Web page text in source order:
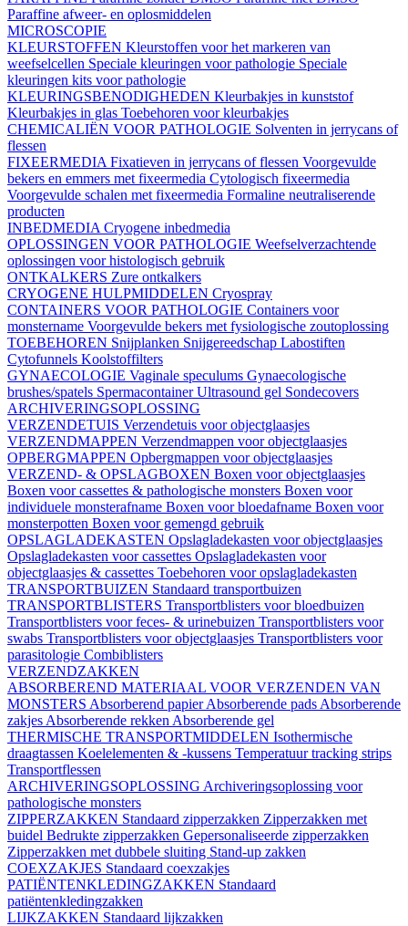
Paraffine afweer- en oplosmiddelen
MICROSCOPIE
KLEURSTOFFEN Kleurstoffen voor het markeren van
weefselcellen Speciale kleuringen voor pathologie Speciale
kleuringen kits voor pathologie
KLEURINGSBENODIGHEDEN Kleurbakjes in kunststof
Kleurbakjes in glas Toebehoren voor kleurbakjes
CHEMICALIËN VOOR PATHOLOGIE Solventen in jerrycans of
flessen
FIXEERMEDIA Fixatieven in jerrycans of flessen Voorgevulde
bekers en emmers met fixeermedia Cytologisch fixeermedia
Voorgevulde schalen met fixeermedia Formaline neutraliserende
producten
INBEDMEDIA Cryogene inbedmedia
OPLOSSINGEN VOOR PATHOLOGIE Weefselverzachtende
oplossingen voor histologisch gebruik
ONTKALKERS Zure ontkalkers
CRYOGENE HULPMIDDELEN Cryospray
CONTAINERS VOOR PATHOLOGIE Containers voor
monstername Voorgevulde bekers met fysiologische zoutoplossing
TOEBEHOREN Snijplanken Snijgereedschap Labostiften
Cytofunnels Koolstoffilters
GYNAECOLOGIE Vaginale speculums Gynaecologische
brushes/spatels SpermacontainerUltrasound gel Sondecovers
ARCHIVERINGSOPLOSSING
VERZENDETUIS Verzendetuis voor objectglaasjes
VERZENDMAPPEN Verzendmappen voor objectglaasjes
OPBERGMAPPEN Opbergmappen voor objectglaasjes
VERZEND- & OPSLAGBOXEN Boxen voor objectglaasjes
Boxen voor cassettes & pathologische monsters Boxen voor
individuele monsterafname Boxen voor bloedafname Boxen voor
monsterpotten Boxen voor gemengd gebruik
OPSLAGLADEKASTEN Opslagladekasten voor objectglaasjes
Opslagladekasten voor cassettes Opslagladekasten voor
objectglaasjes & cassettes Toebehoren voor opslagladekasten
TRANSPORTBUIZEN Standaard transportbuizen
TRANSPORTBLISTERS Transportblisters voor bloedbuizen
Transportblisters voor feces- & urinebuizen Transportblisters voor
swabs Transportblisters voor objectglaasjes Transportblisters voor
parasitologie Combiblisters
VERZENDZAKKEN
ABSORBEREND MATERIAAL VOOR VERZENDEN VAN
MONSTERS Absorberend papierAbsorberende pads Absorberende
zakjes Absorberende rekken Absorberende gel
THERMISCHE TRANSPORTMIDDELEN Isothermische
draagtassen Koelelementen & -kussens Temperatuur tracking strips
Transportflessen
ARCHIVERINGSOPLOSSING Archiveringsoplossing voor
pathologische monsters
ZIPPERZAKKEN Standaard zipperzakken Zipperzakken met
buidel Bedrukte zipperzakken Gepersonaliseerde zipperzakken
Zipperzakken met dubbele sluiting Stand-up zakken
COEXZAKJES Standaard coexzakjes
PATIËNTENKLEDINGZAKKEN Standaard
patiëntenkledingzakken
LIJKZAKKEN Standaard lijkzakken